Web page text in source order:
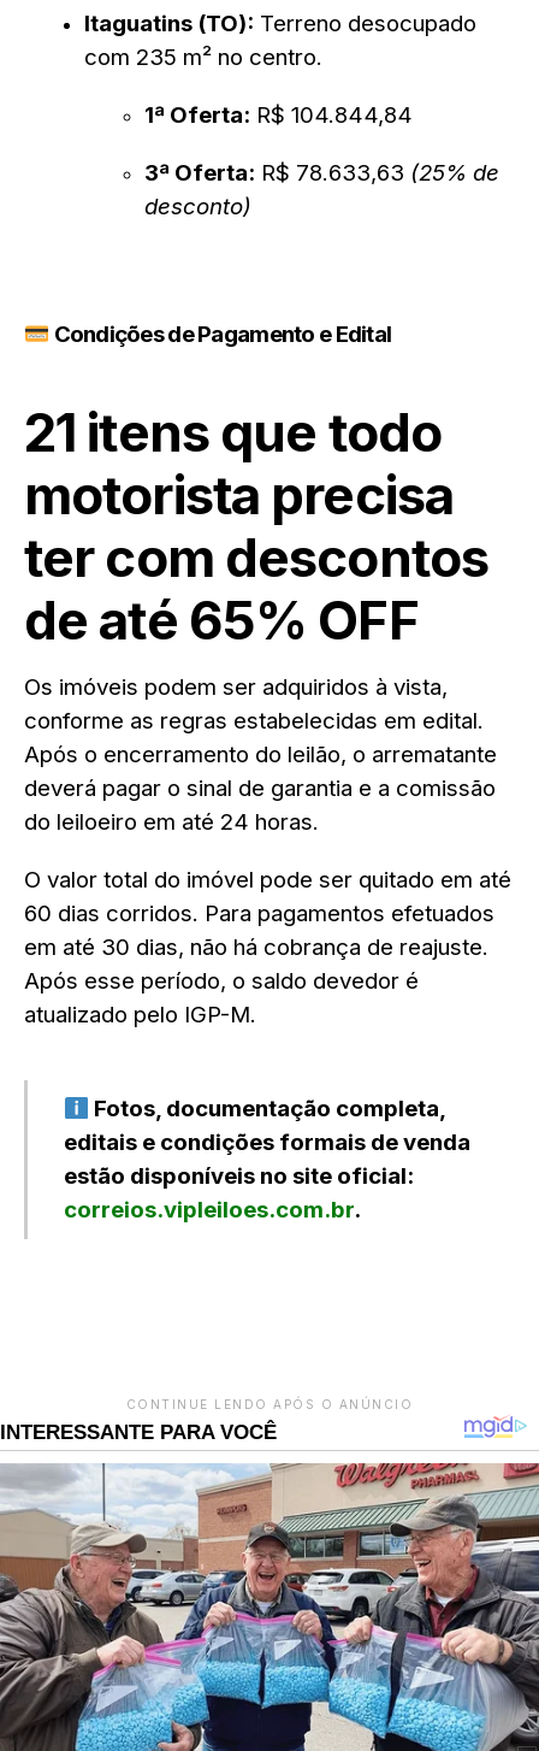
Itaguatins (TO): Terreno desocupado
com 235 m² no centro.
1ª Oferta: R$ 104.844,84
3ª Oferta: R$ 78.633,63 (25% de
desconto)
Condições de Pagamento e Edital
21 itens que todo
motorista precisa
ter com descontos
de até 65% OFF
Os imóveis podem ser adquiridos à vista,
conforme as regras estabelecidas em edital.
Após o encerramento do leilão, o arrematante
deverá pagar o sinal de garantia e a comissão
do leiloeiro em até 24 horas.
O valor total do imóvel pode ser quitado em até
60 dias corridos. Para pagamentos efetuados
em até 30 dias, não há cobrança de reajuste.
Após esse período, o saldo devedor é
atualizado pelo IGP-M.
Fotos, documentação completa,
editais e condições formais de venda
estão disponíveis no site oficial:
correios.vipleiloes.com.br.
CONTINUE LENDO APÓS O ANÚNCIO
INTERESSANTE PARA VOCÊ